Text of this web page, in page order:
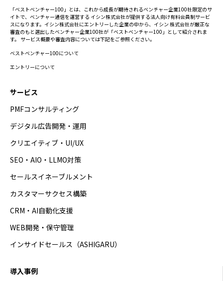
「ベストベンチャー100」とは、これから成長が期待されるベンチャー企業100社限定のサ
イトで、ベンチャー通信を運営する イシン株式会社が提供する法人向け有料会員制サービ
スになります。イシン株式会社にエントリーした企業の中から、イシン 株式会社が厳正な
審査のもと選出したベンチャー企業100社が「ベストベンチャー100」として紹介されま
す。 サービス概要や審査内容については下記をご参照ください。
ベストベンチャー100について
エントリーについて
サービス
PMFコンサルティング
デジタル広告開発・運用
クリエイティブ・UI/UX
SEO・AIO・LLMO対策
セールスイネーブルメント
カスタマーサクセス構築
CRM・AI自動化支援
WEB開発・保守管理
インサイドセールス（ASHIGARU）
導入事例